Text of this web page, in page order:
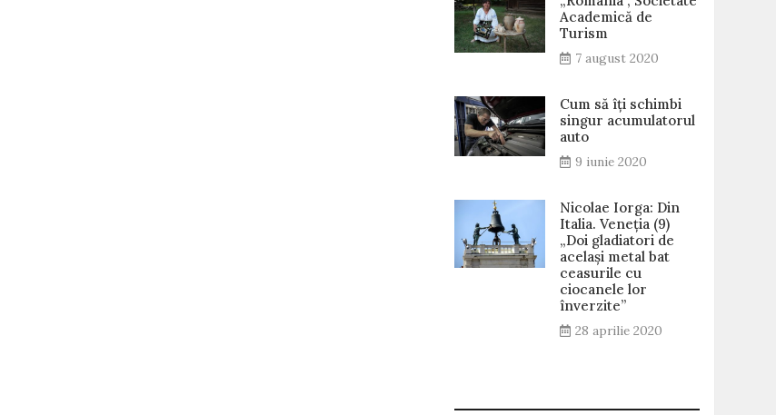
Academică de
Turism
7 august 2020
Cum să îți schimbi
singur acumulatorul
auto
9 iunie 2020
Nicolae Iorga: Din
Italia. Veneţia (9)
„Doi gladiatori de
același metal bat
ceasurile cu
ciocanele lor
înverzite”
28 aprilie 2020